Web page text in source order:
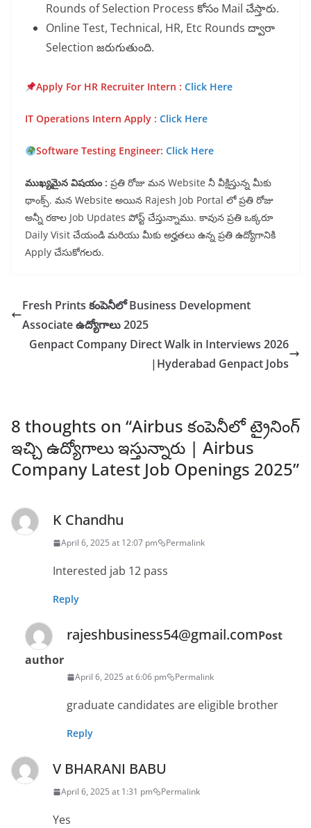
Rounds of Selection Process కోసం Mail చేస్తారు.
Online Test, Technical, HR, Etc Rounds ద్వారా
Selection జరుగుతుంది.
Apply For HR Recruiter Intern : Click Here
IT Operations Intern Apply : Click Here
Software Testing Engineer: Click Here
ముఖ్యమైన విషయం : ప్రతి రోజు మన Website నీ వీక్షిస్తున్న మీకు
థాంక్స్. మన Website అయిన Rajesh Job Portal లో ప్రతి రోజు
అన్నీ రకాల Job Updates పోస్ట్ చేస్తున్నాము. కావున ప్రతి ఒక్కరూ
Daily Visit చేయండి మరియు మీకు అర్హతలు ఉన్న ప్రతి ఉద్యోగానికి
Apply చేసుకోగలరు.
Fresh Prints కంపెనీలో Business Development
Associate ఉద్యోగాలు 2025
Genpact Company Direct Walk in Interviews 2026
|Hyderabad Genpact Jobs
8 thoughts on “Airbus కంపెనీలో ట్రైనింగ్
ఇచ్చి ఉద్యోగాలు ఇస్తున్నారు | Airbus
Company Latest Job Openings 2025”
K Chandhu
April 6, 2025 at 12:07 pm Permalink
Interested jab 12 pass
Reply
rajeshbusiness54@gmail.comPost
author
April 6, 2025 at 6:06 pm Permalink
graduate candidates are eligible brother
Reply
V BHARANI BABU
April 6, 2025 at 1:31 pm Permalink
Yes